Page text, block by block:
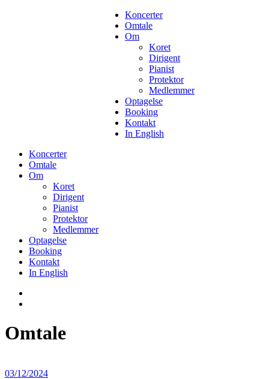
Koncerter
Omtale
Om
Koret
Dirigent
Pianist
Protektor
Medlemmer
Optagelse
Booking
Kontakt
In English
Koncerter
Omtale
Om
Koret
Dirigent
Pianist
Protektor
Medlemmer
Optagelse
Booking
Kontakt
In English
Omtale
03/12/2024